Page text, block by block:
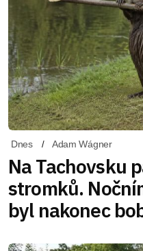
Dnes Adam Wágner
Na Tachovsku
stromků.
byl nakonec